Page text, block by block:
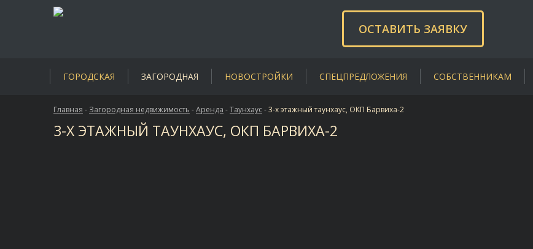
ОСТАВИТЬ ЗАЯВКУ
ГОРОДСКАЯ ЗАГОРОДНАЯ НОВОСТРОЙКИ СПЕЦПРЕДЛОЖЕНИЯ СОБСТВЕННИКАМ
Главная - Загородная недвижимость -Аренда -Таунхаус-3-х этажный таунхаус, ОКП Барвиха-2
3-Х ЭТАЖНЫЙ ТАУНХАУС, ОКП БАРВИХА-2